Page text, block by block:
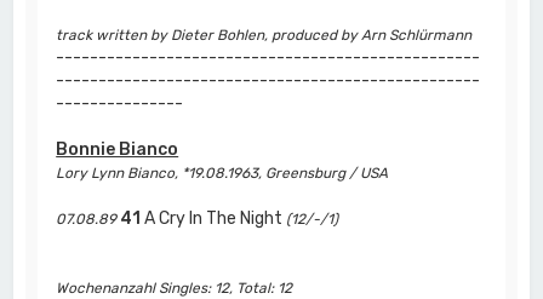
track written by Dieter Bohlen, produced by Arn Schlürmann
--------------------------------------------------
--------------------------------------------------
---------------
Bonnie Bianco
Lory Lynn Bianco, *19.08.1963, Greensburg / USA
07.08.89 41 A Cry In The Night (12/-/1)
Wochenanzahl Singles: 12, Total: 12